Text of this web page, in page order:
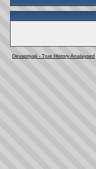
Devapriyaji - True History Analaysed